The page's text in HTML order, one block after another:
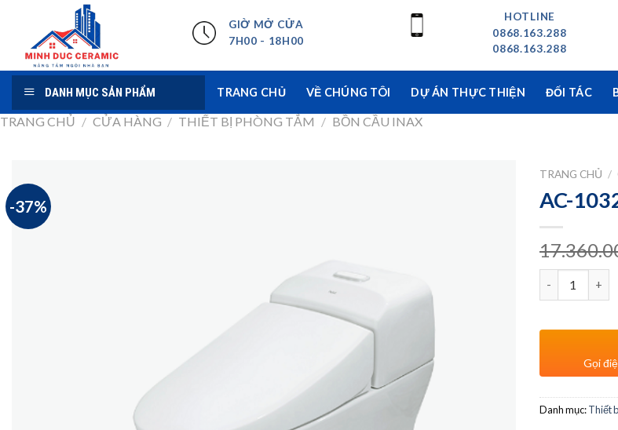
content
GIỜ MỞ CỬA
7H00 - 18H00
HOTLINE
0868.163.288
0868.163.288
DANH MỤC SẢN PHẨM TRANG CHỦ VỀ CHÚNG TÔI DỰ ÁN THỰC THIỆN ĐỐI TÁC
TRANG CHỦ / CỬA HÀNG / THIẾT BỊ PHÒNG TẮM / BỒN CẦU INAX
-37%
TRANG CHỦ /
AC-
Gọi
Danh mục:Thiết